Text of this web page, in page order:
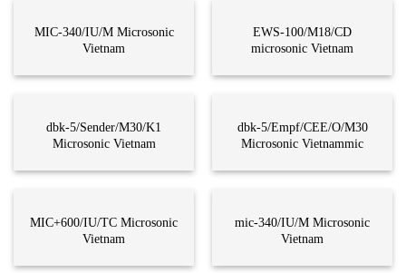
MIC-340/IU/M Microsonic
Vietnam
EWS-100/M18/CD
microsonic Vietnam
dbk-5/Sender/M30/K1
Microsonic Vietnam
dbk-5/Empf/CEE/O/M30
Microsonic Vietnammic
MIC+600/IU/TC Microsonic
Vietnam
mic-340/IU/M Microsonic
Vietnam